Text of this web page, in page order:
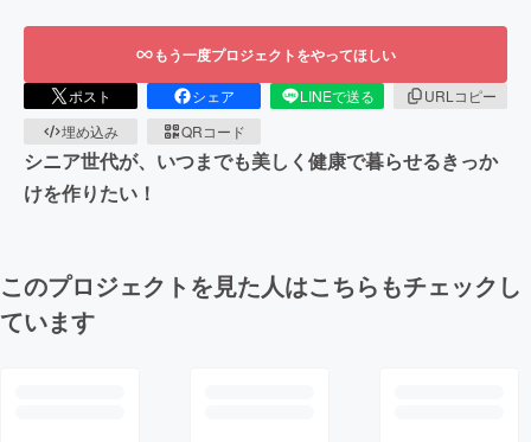
もう一度プロジェクトをやってほしい
ポスト シェア LINEで送る
URLコピー
埋め込み
QRコード
シニア世代が、いつまでも美しく健康で暮らせるきっか
けを作りたい！
このプロジェクトを見た人はこちらもチェックし
ています